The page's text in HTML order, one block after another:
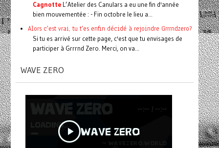
CagnotteL’Atelier des Canulars a eu une fin d'année
bien mouvementée : - Fin octobre le lieu a...
Alors c'est vrai, tu t'es enfin décidé à rejoindre Grrrndzero?
Si tu es arrivé sur cette page, c'est que tu envisages de
participer à Grrrnd Zero. Merci, on va...
WAVE ZERO